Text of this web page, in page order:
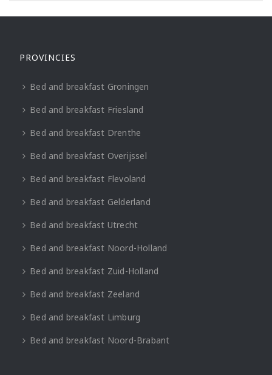
PROVINCIES
Bed and breakfast Groningen
Bed and breakfast Friesland
Bed and breakfast Drenthe
Bed and breakfast Overijssel
Bed and breakfast Flevoland
Bed and breakfast Gelderland
Bed and breakfast Utrecht
Bed and breakfast Noord-Holland
Bed and breakfast Zuid-Holland
Bed and breakfast Zeeland
Bed and breakfast Limburg
Bed and breakfast Noord-Brabant